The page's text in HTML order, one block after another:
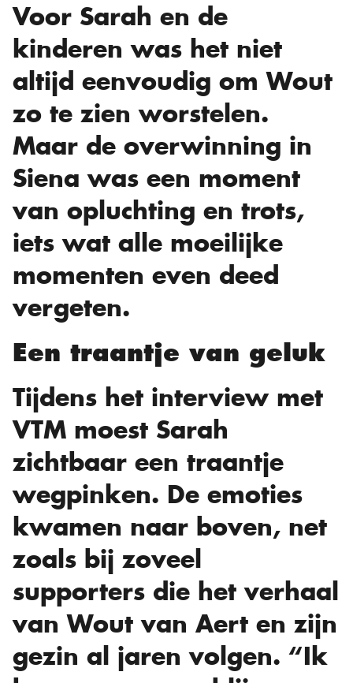
Voor Sarah en de
kinderen was het niet
altijd eenvoudig om Wout
zo te zien worstelen.
Maar de overwinning in
Siena was een moment
van opluchting en trots,
iets wat alle moeilijke
momenten even deed
vergeten.
Een traantje van geluk
Tijdens het interview met
VTM moest Sarah
zichtbaar een traantje
wegpinken. De emoties
kwamen naar boven, net
zoals bij zoveel
supporters die het verhaal
van Wout van Aert en zijn
gezin al jaren volgen. “Ik